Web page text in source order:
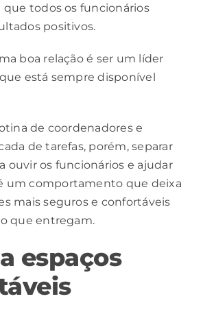
que todos os funcionários
positivos.
boa relação é ser um líder
está sempre disponível
de coordenadores e
de tarefas, porém, separar
ouvir os funcionários e ajudar
um comportamento que deixa
mais seguros e confortáveis
que entregam.
espaços